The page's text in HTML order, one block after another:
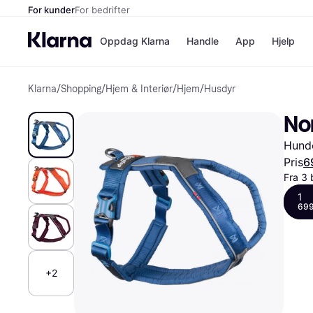
For kunderFor bedrifter
Oppdag Klarna
Betal nå
Betal i 3
Betal innen
Finansiering
Handle App Hjelp
Klarna/Shopping/Hjem & Interiør/Hjem/Husdyr
+2
Pris
Fra 3
1